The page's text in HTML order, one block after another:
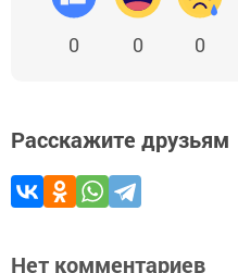
0 0 0
Расскажите друзьям
Нет комментариев